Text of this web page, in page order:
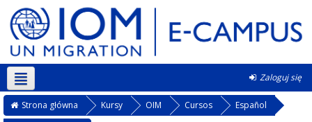
Zaloguj się
Polski ‎(pl)‎
Strona główna Kursy OIM Cursos
Español